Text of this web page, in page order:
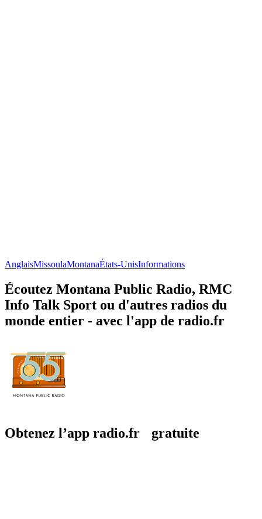
AnglaisMissoulaMontanaÉtats-UnisInformations
Écoutez Montana Public Radio, RMC
Info Talk Sport ou d'autres radios du
monde entier - avec l'app de radio.fr
Obtenez l’app radio.fr gratuite